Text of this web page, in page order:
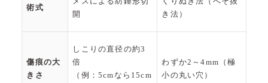
術式
開
き法）
傷痕の大
きさ
しこりの直径の約3
倍
（例：5cmなら15cm
わずか2～4mm（極
小の丸い穴）